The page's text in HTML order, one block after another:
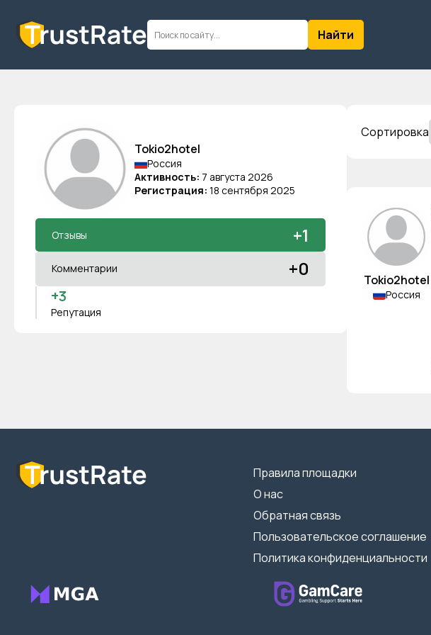
Tokio2hotel
Россия
Активность: 7 августа 2026
Регистрация: 18 сентября 2025
Отзывы +1
Комментарии +0
+3
Репутация
Сортировка
Tokio2hotel
Россия
Правила площадки
О нас
Обратная связь
Пользовательское соглашение
Политика конфиденциальности